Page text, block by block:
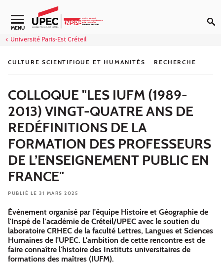
Aller au contenu
Navigation secondaire
MENU
Université Paris-Est Créteil
CULTURE SCIENTIFIQUE ET HUMANITÉS RECHERCHE
COLLOQUE "LES IUFM (1989-
2013) VINGT-QUATRE ANS DE
REDÉFINITIONS DE LA
FORMATION DES PROFESSEURS
DE L’ENSEIGNEMENT PUBLIC EN
FRANCE"
PUBLIÉ LE 31 MARS 2025
Événement organisé par l'équipe Histoire et Géographie de
l'Inspé de l’académie de Créteil/UPEC avec le soutien du
laboratoire CRHEC de la faculté Lettres, Langues et Sciences
Humaines de l'UPEC. L'ambition de cette rencontre est de
faire connaître l'histoire des Instituts universitaires de
formations des maîtres (IUFM).